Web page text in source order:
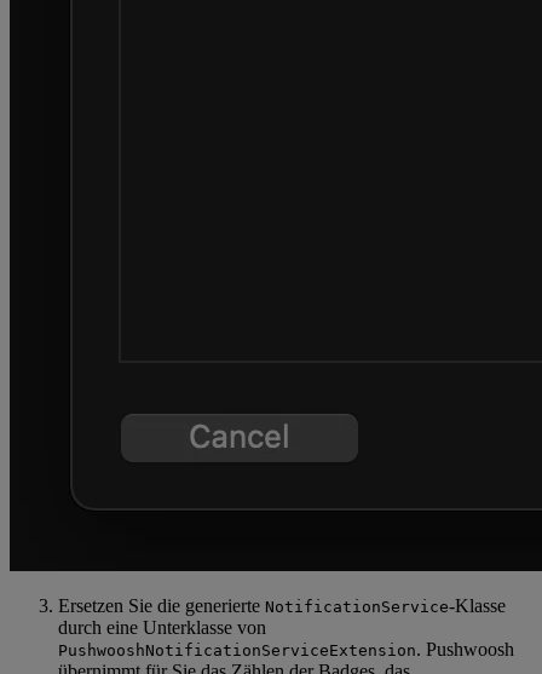
Ersetzen Sie die generierte NotificationService-Klasse
durch eine Unterklasse von
PushwooshNotificationServiceExtension. Pushwoosh